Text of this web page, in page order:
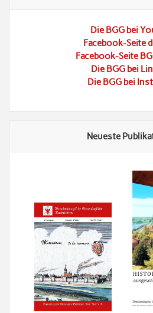
Die BGG bei
Facebook-Seite
Facebook-Seite
Die BGG bei
Die BGG bei
Neueste